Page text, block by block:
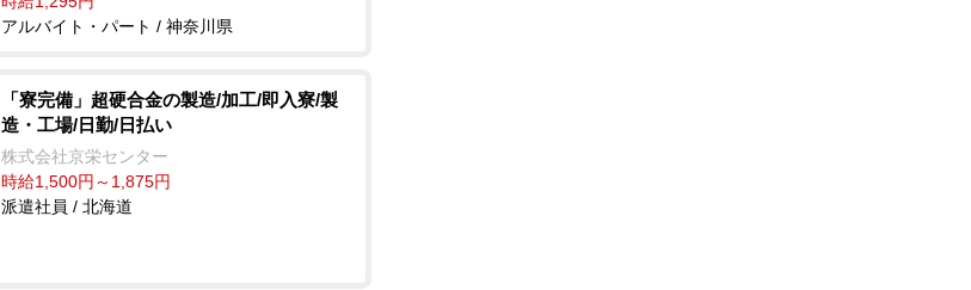
アルバイト・パート / 神奈川県
「寮完備」超硬合金の製造/加工/即入寮/製
造・工場/日勤/日払い
株式会社京栄センター
時給1,500円～1,875円
派遣社員 / 北海道